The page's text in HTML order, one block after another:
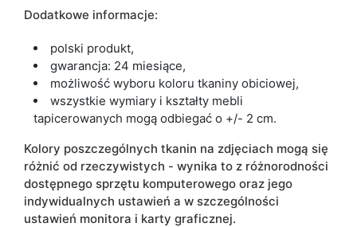
Dodatkowe informacje:
polski produkt,
gwarancja: 24 miesiące,
możliwość wyboru koloru tkaniny obiciowej,
wszystkie wymiary i kształty mebli
tapicerowanych mogą odbiegać o +/- 2 cm.
Kolory poszczególnych tkanin na zdjęciach mogą się
różnić od rzeczywistych - wynika to z różnorodności
dostępnego sprzętu komputerowego oraz jego
indywidualnych ustawień a w szczególności
ustawień monitora i karty graficznej.